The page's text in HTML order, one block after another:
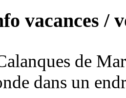
vacances /
de
dans un